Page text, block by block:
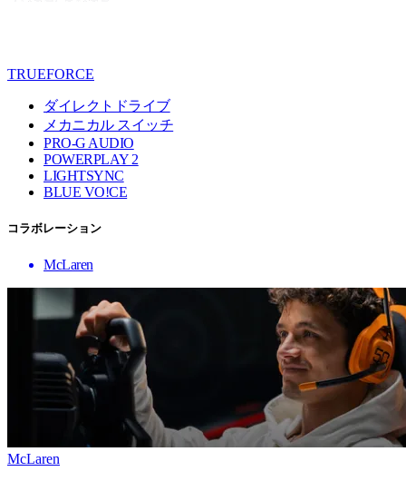
TRUEFORCE
ダイレクトドライブ
メカニカル スイッチ
PRO-G AUDIO
POWERPLAY 2
LIGHTSYNC
BLUE VO!CE
コラボレーション
McLaren
McLaren